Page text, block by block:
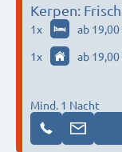
Kerpen:
Parkplatz +
1x ab 19,00
1x ab 19,00
Mind. 1 Nacht